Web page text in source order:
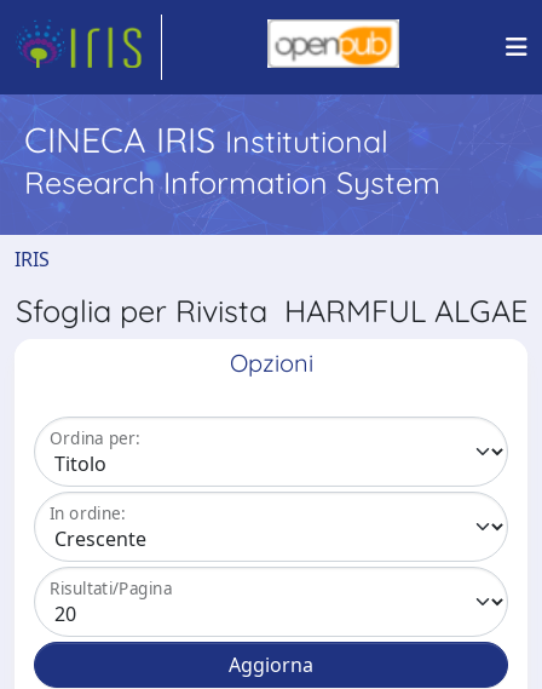
CINECA IRIS Institutional
Research Information System
IRIS
Sfoglia per Rivista HARMFUL ALGAE
Opzioni
Ordina per:
In ordine:
Risultati/Pagina